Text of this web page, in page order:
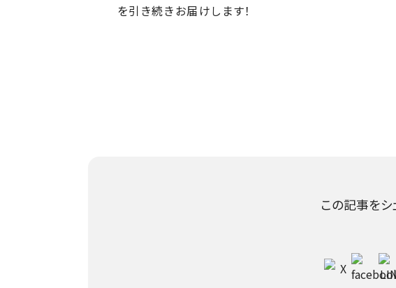
を引き続きお届けします！
この記事をシ